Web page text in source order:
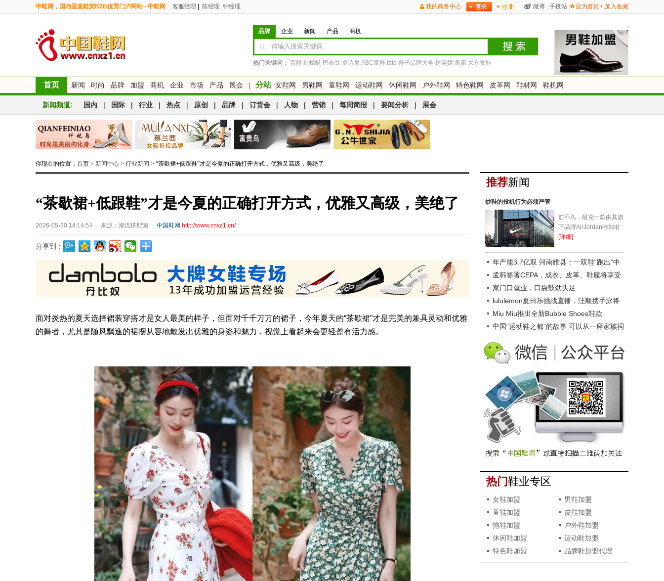
设为首页 加入收藏
手机站
微博
我的商务中心
中鞋网，国内垂直鞋类B2B优秀门户网站 - 中鞋网 客服经理 陈经理 钟经理
品牌 企业 新闻 产品 商机
热门关键词： 百丽 红蜻蜓 巴布豆 卓诗尼 ABC童鞋 tata 鞋子品牌大全 达芙妮 奥康 大东女鞋
首页 新闻 时尚 品牌 加盟 商机 企业 市场 产品 展会 | 分站 女鞋网 男鞋网 童鞋网 运动鞋网 休闲鞋网 户外鞋网 特色鞋网 皮革网 鞋材网 鞋机网
新闻频道: 国内 | 国际 | 行业 | 热点 | 原创 | 品牌 | 订货会 | 人物 | 营销 | 每周简报 | 要闻分析 | 展会
你现在的位置： 首页 > 新闻中心 > 行业新闻 > “茶歇裙+低跟鞋”才是今夏的正确打开方式，优雅又高级，美绝了
“茶歇裙+低跟鞋”才是今夏的正确打开方式，优雅又高级，美绝了
2026-05-30 14:14:54 来源：潮流搭配菌 中国鞋网 http://www.cnxz1.cn/
分享到：
面对炎热的夏天选择裙装穿搭才是女人最美的样子，但面对千千万万的裙子，今年夏天的“茶歇裙”才是完美的兼具灵动和优雅
的舞者，尤其是随风飘逸的裙摆从容地散发出优雅的身姿和魅力，视觉上看起来会更轻盈有活力感。
推荐新闻
炒鞋的投机行为必须严管
前不久，耐克一款由其旗
下品牌AirJordan与知名
音乐人、知名设计师三方
鞋难求。在...
[详细]
年产能3.7亿双 河南睢县：一双鞋“跑出”中
原加速度
孟韩签署CEPA，成衣、皮革、鞋履将享受
韩国优惠关税
家门口就业，口袋鼓劲头足
lululemon夏日乐挑战直播，汪顺携手泳将
传递运动快乐
Miu Miu推出全新Bubble Shoes鞋款
中国“运动鞋之都”的故事 可以从一座家族祠
热门鞋业专区
女鞋加盟
男鞋加盟
童鞋加盟
皮鞋加盟
拖鞋加盟
户外鞋加盟
休闲鞋加盟
运动鞋加盟
特色鞋加盟
品牌鞋加盟代理